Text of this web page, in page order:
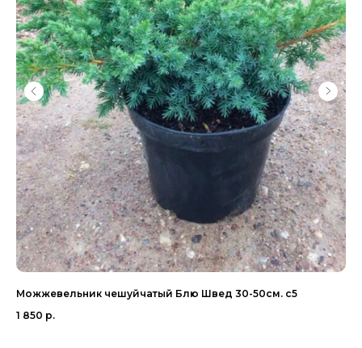
Можжевельник чешуйчатый Блю Швед 30-50см. с5
1 850 р.